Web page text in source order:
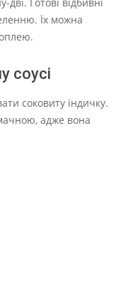
Їх можна
соусі
соковиту індичку.
адже вона